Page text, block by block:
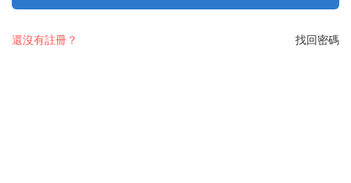
找回密碼
還沒有註冊？